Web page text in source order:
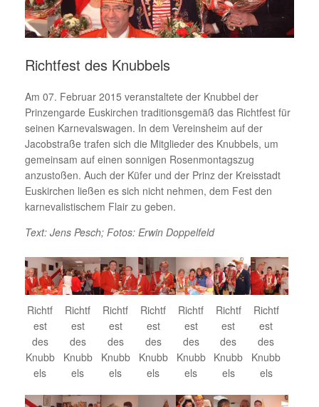
Richtfest des Knubbels
Am 07. Februar 2015 veranstaltete der Knubbel der
Prinzengarde Euskirchen traditionsgemäß das Richtfest für
seinen Karnevalswagen. In dem Vereinsheim auf der
Jacobstraße trafen sich die Mitglieder des Knubbels, um
gemeinsam auf einen sonnigen Rosenmontagszug
anzustoßen. Auch der Küfer und der Prinz der Kreisstadt
Euskirchen ließen es sich nicht nehmen, dem Fest den
karnevalistischem Flair zu geben.
Text: Jens Pesch; Fotos: Erwin Doppelfeld
Richtf
est
des
Knubb
els
Richtf
est
des
Knubb
els
Richtf
est
des
Knubb
els
Richtf
est
des
Knubb
els
Richtf
est
des
Knubb
els
Richtf
est
des
Knubb
els
Richtf
est
des
Knubb
els